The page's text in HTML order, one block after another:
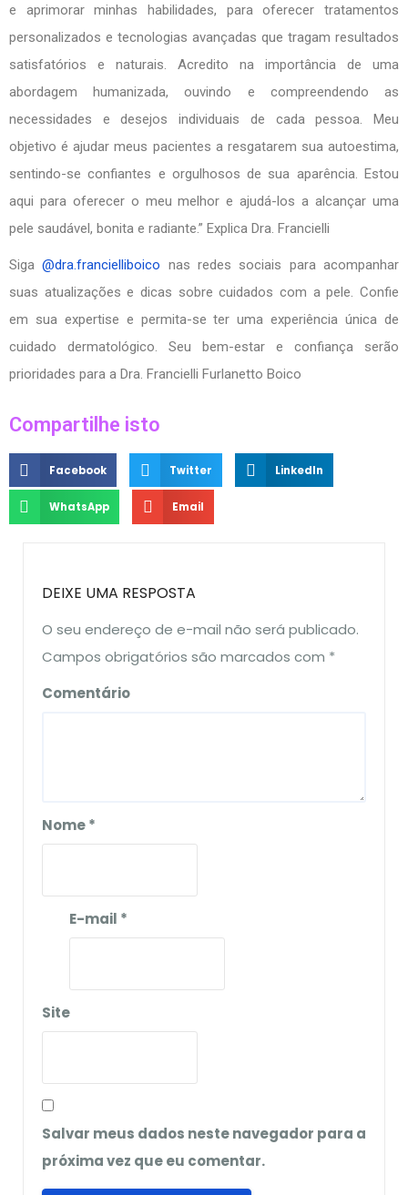
e aprimorar minhas habilidades, para oferecer tratamentos
personalizados e tecnologias avançadas que tragam resultados
satisfatórios e naturais. Acredito na importância de uma
abordagem humanizada, ouvindo e compreendendo as
necessidades e desejos individuais de cada pessoa. Meu
objetivo é ajudar meus pacientes a resgatarem sua autoestima,
sentindo-se confiantes e orgulhosos de sua aparência. Estou
aqui para oferecer o meu melhor e ajudá-los a alcançar uma
pele saudável, bonita e radiante.” Explica Dra. Francielli
Siga@dra.francielliboico nas redes sociais para acompanhar
suas atualizações e dicas sobre cuidados com a pele. Confie
em sua expertise e permita-se ter uma experiência única de
cuidado dermatológico. Seu bem-estar e confiança serão
prioridades para a Dra. Francielli Furlanetto Boico
Compartilhe isto
Facebook Twitter LinkedIn
WhatsApp Email
DEIXE UMA RESPOSTA
O seu endereço de e-mail não será publicado.
Campos obrigatórios são marcados com *
Comentário
Nome*
E-mail *
Site
Salvar meus dados neste navegador para a
próxima vez que eu comentar.